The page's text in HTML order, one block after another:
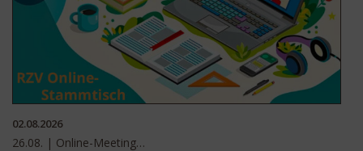
02.08.2026
26.08. | Online-Meeting…